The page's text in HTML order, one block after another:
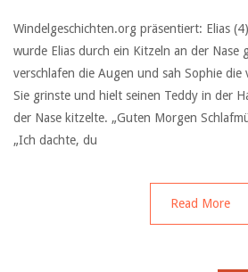
Windelgeschichten.org präsentiert: Elias
wurde Elias durch ein Kitzeln an der Nase
verschlafen die Augen und sah Sophie die
Sie grinste und hielt seinen Teddy in der
der Nase kitzelte. „Guten Morgen
„Ich dachte, du
Read More